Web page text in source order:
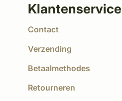
Klantenservice
Contact
Verzending
Betaalmethodes
Retourneren